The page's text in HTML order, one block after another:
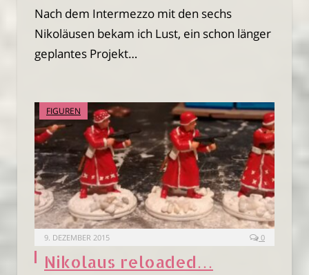
Nach dem Intermezzo mit den sechs
Nikoläusen bekam ich Lust, ein schon länger
geplantes Projekt…
FIGUREN
9. DEZEMBER 2015 0
Nikolaus reloaded…